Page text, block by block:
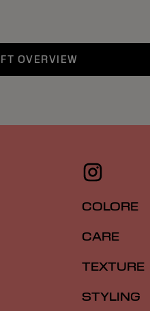
OVERVIEW
COLORE
CARE
TEXTURE
STYLING